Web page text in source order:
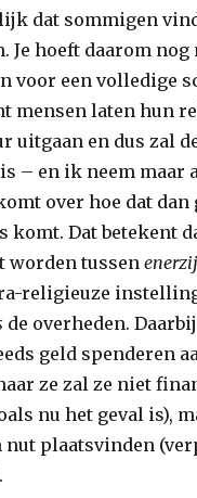
dat sommigen
Je hoeft daarom
voor een volledige
mensen laten hun
en dus zal
– en ik neem maar
over hoe dat dan
komt. Dat betekent
worden tussen
religieuze
de overheden.
geld spenderen
ze zal ze niet
nu het geval is),
plaatsvinden